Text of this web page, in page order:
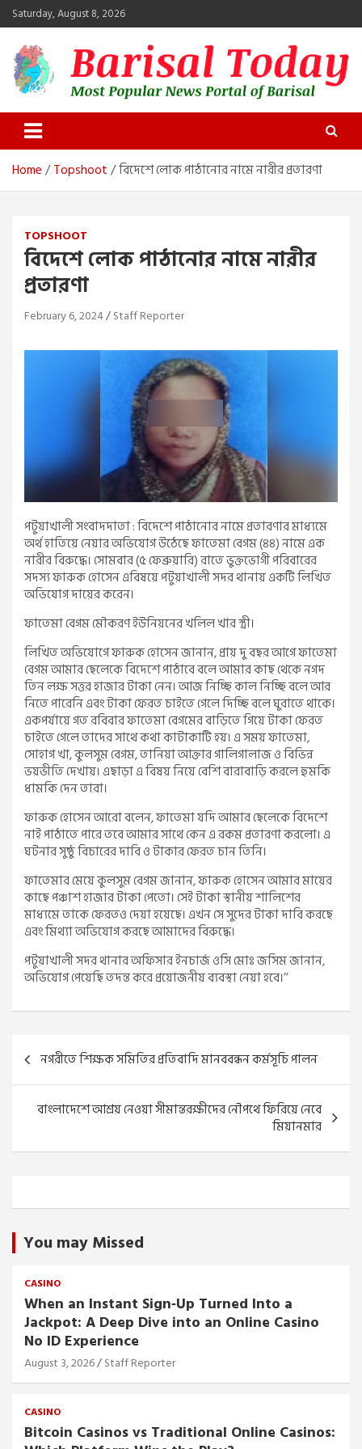
Skip
to
content
Saturday, August 8, 2026
Barisal Today
The Most Popular News Portal in Barisal
Home Topshoot বিদেশে লোক পাঠানোর নামে নারীর প্রতারণা
TOPSHOOT
বিদেশে লোক পাঠানোর নামে নারীর
প্রতারণা
February 6, 2024 Staff Reporter
পটুয়াখালী সংবাদদাতা : বিদেশে পাঠানোর নামে প্রতারণার মাধ্যমে
অর্থ হাতিয়ে নেয়ার অভিযোগ উঠেছে ফাতেমা বেগম (৪৪) নামে এক
নারীর বিরুদ্ধে। সোমবার (৫ ফেব্রুয়ারি) রাতে ভুক্তভোগী পরিবারের
সদস্য ফারুক হোসেন এবিষয়ে পটুয়াখালী সদর থানায় একটি লিখিত
অভিযোগ দায়ের করেন।
ফাতেমা বেগম মৌকরণ ইউনিয়নের খলিল খার স্ত্রী।
লিখিত অভিযোগে ফারুক হোসেন জানান, প্রায় দু বছর আগে ফাতেমা
বেগম আমার ছেলেকে বিদেশে পাঠাবে বলে আমার কাছ থেকে নগদ
তিন লক্ষ সত্তর হাজার টাকা নেন। আজ নিচ্ছি কাল নিচ্ছি বলে আর
নিতে পারেনি এবং টাকা ফেরত চাইতে গেলে দিচ্ছি বলে ঘুরাতে থাকে।
একপর্যায়ে গত রবিবার ফাতেমা বেগমের বাড়িতে গিয়ে টাকা ফেরত
চাইতে গেলে তাদের সাথে কথা কাটাকাটি হয়। এ সময় ফাতেমা,
সোহাগ খা, কুলসুম বেগম, তানিয়া আক্তার গালিগালাজ ও বিভিন্ন
ভয়ভীতি দেখায়। এছাড়া এ বিষয় নিয়ে বেশি বারাবাড়ি করলে হুমকি
ধামকি দেন তারা।
ফারুক হোসেন আরো বলেন, ফাতেমা যদি আমার ছেলেকে বিদেশে
নাই পাঠাতে পারে তবে আমার সাথে কেন এ রকম প্রতারণা করলো। এ
ঘটনার সুষ্ঠু বিচারের দাবি ও টাকার ফেরত চান তিনি।
ফাতেমার মেয়ে কুলসুম বেগম জানান, ফারুক হোসেন আমার মায়ের
কাছে পঞ্চাশ হাজার টাকা পেতো। সেই টাকা স্থানীয় শালিশের
মাধ্যমে তাকে ফেরতও দেয়া হয়েছে। এখন সে সুদের টাকা দাবি করছে
এবং মিথ্যা অভিযোগ করছে আমাদের বিরুদ্ধে।
পটুয়াখালী সদর থানার অফিসার ইনচার্জ ওসি মোঃ জসিম জানান,
অভিযোগ পেয়েছি তদন্ত করে প্রয়োজনীয় ব্যবস্থা নেয়া হবে।’’
Post
navigation
নগরীতে শিক্ষক সমিতির প্রতিবাদি মানববন্ধন কর্মসূচি পালন
বাংলাদেশে আশ্র‍য় নেওয়া সীমান্তরক্ষীদের নৌপথে ফিরিয়ে নেবে
মিয়ানমার
You may Missed
CASINO
When an Instant Sign‑Up Turned Into a
Jackpot: A Deep Dive into an Online Casino
No ID Experience
August 3, 2026 Staff Reporter
CASINO
Bitcoin Casinos vs Traditional Online Casinos: